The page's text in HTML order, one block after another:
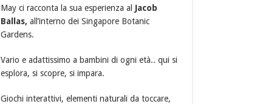
May ci racconta la sua esperienza al Jacob
Ballas, all’interno dei Singapore Botanic
Gardens.
Vario e adattissimo a bambini di ogni età.. qui si
esplora, si scopre, si impara.
Giochi interattivi, elementi naturali da toccare,